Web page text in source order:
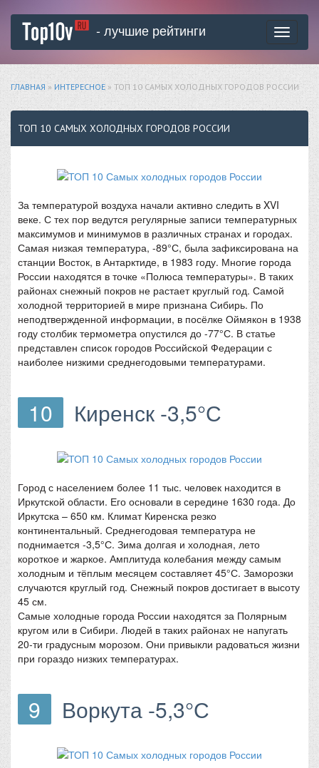
Toggle
- лучшие рейтинги
ГЛАВНАЯ »ИНТЕРЕСНОЕ» ТОП 10 САМЫХ ХОЛОДНЫХ ГОРОДОВ РОССИИ
ТОП 10 САМЫХ ХОЛОДНЫХ ГОРОДОВ РОССИИ
За температурой воздуха начали активно следить в XVI
веке. С тех пор ведутся регулярные записи температурных
максимумов и минимумов в различных странах и городах.
Самая низкая температура, -89°С, была зафиксирована на
станции Восток, в Антарктиде, в 1983 году. Многие города
России находятся в точке «Полюса температуры». В таких
районах снежный покров не растает круглый год. Самой
холодной территорией в мире признана Сибирь. По
неподтвержденной информации, в посёлке Оймякон в 1938
году столбик термометра опустился до -77°С. В статье
представлен список городов Российской Федерации с
наиболее низкими среднегодовыми температурами.
10 Киренск -3,5°С
Город с населением более 11 тыс. человек находится в
Иркутской области. Его основали в середине 1630 года. До
Иркутска – 650 км. Климат Киренска резко
континентальный. Среднегодовая температура не
поднимается -3,5°С. Зима долгая и холодная, лето
короткое и жаркое. Амплитуда колебания между самым
холодным и тёплым месяцем составляет 45°С. Заморозки
случаются круглый год. Снежный покров достигает в высоту
45 см.
Самые холодные города России находятся за Полярным
кругом или в Сибири. Людей в таких районах не напугать
20-ти градусным морозом. Они привыкли радоваться жизни
при гораздо низких температурах.
9 Воркута -5,3°С